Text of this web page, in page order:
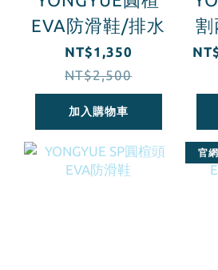
EVA防滑鞋/排水
NT$1,350
NT$2,500
加入購物車
割
官